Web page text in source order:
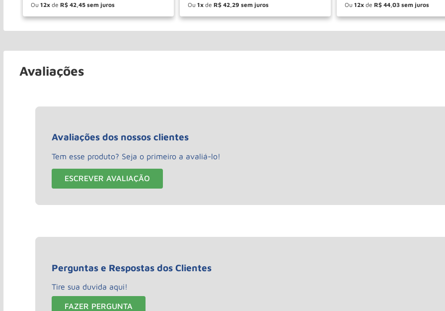
Ou 12 de R$ 42 45
＋
－ COMPRAR
Ou 1 de R$ 42 29
＋
－ COMPRAR
Ou 12 de R$ 44 03
＋
－
Avaliações
Avaliações dos nossos clientes
Tem esse produto? Seja o primeiro a avaliá-lo!
ESCREVER AVALIAÇÃO
Perguntas e Respostas dos Clientes
Tire sua duvida aqui!
FAZER PERGUNTA